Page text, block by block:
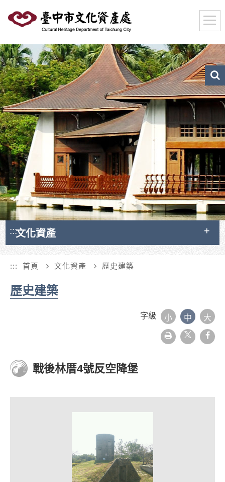
要
內
容
區
塊
:::文化資產
::: 首頁 文化資產 歷史建築
歷史建築
字級 小 中 大
友
善
戰後林厝4號反空降堡
文
化
資
搜
尋